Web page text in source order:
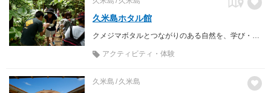
久米島ホタル館
アクティビティ・体験
久米島 久米島